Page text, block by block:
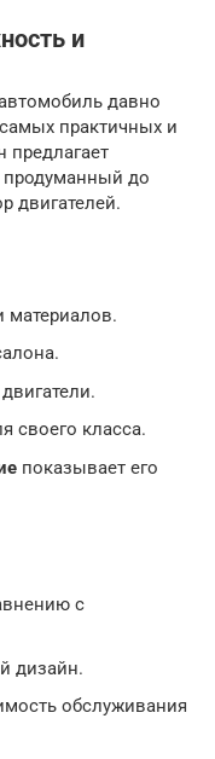
и
давно
практичных и
продуманный до
двигателей.
материалов.
своего класса.
показывает его
с
дизайн.
обслуживания